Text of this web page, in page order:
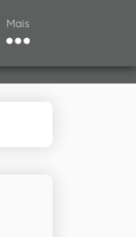
Mais